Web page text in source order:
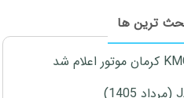
ترین ها